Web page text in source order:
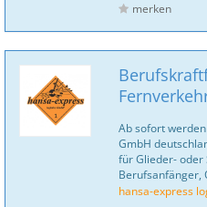
merken
Ab sofort
GmbH
für Glieder- oder
Berufsanfänger,
hansa-express